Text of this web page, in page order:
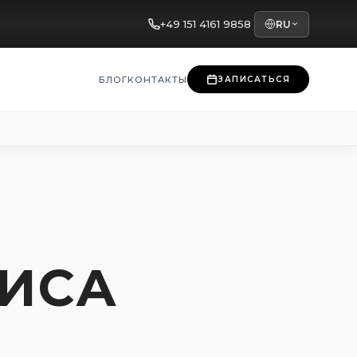
+49 151 4161 9858 RU
БЛОГКОНТАКТЫ ЗАПИСАТЬСЯ